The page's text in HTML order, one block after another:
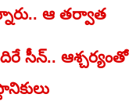
ఆ తర్వాత
సీన్‌.. ఆశ్చర్యంతో